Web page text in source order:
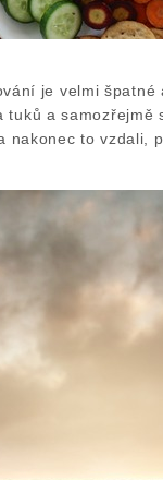
je velmi
a
to vzdali,